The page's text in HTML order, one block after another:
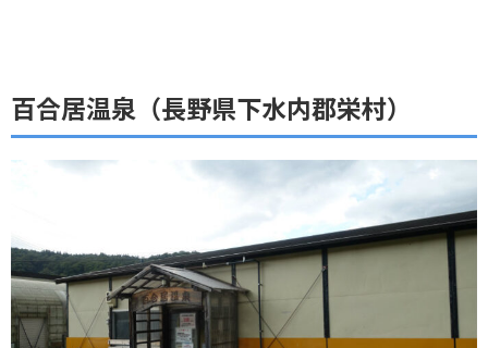
百合居温泉（長野県下水内郡栄村）